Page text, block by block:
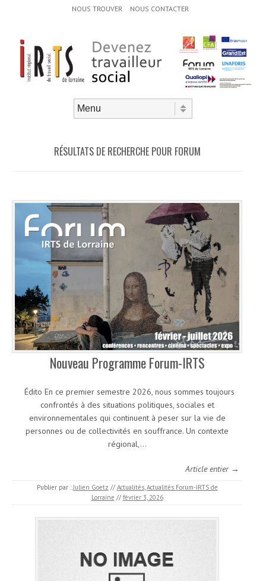
NOUS TROUVER NOUS CONTACTER
RÉSULTATS DE RECHERCHE POUR FORUM
Nouveau Programme Forum-IRTS
Édito En ce premier semestre 2026, nous sommes toujours
confrontés à des situations politiques, sociales et
environnementales qui continuent à peser sur la vie de
personnes ou de collectivités en souffrance. Un contexte
régional,…
Article entier →
Publier par :Julien Goetz // Actualités,Actualités Forum-IRTS de
Lorraine // février 3, 2026